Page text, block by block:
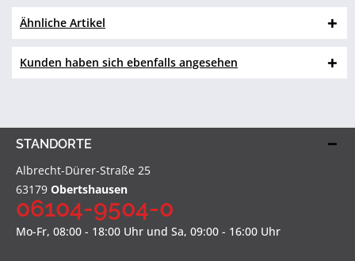
Ähnliche Artikel
Kunden haben sich ebenfalls angesehen
STANDORTE
Albrecht-Dürer-Straße 25
63179 Obertshausen
06104-9504-0
Mo-Fr, 08:00 - 18:00 Uhr und Sa, 09:00 - 16:00 Uhr